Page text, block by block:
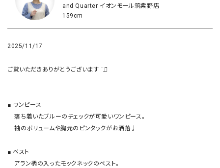
and Quarter イオンモール筑紫野店
159cm
2025/11/17
ご覧いただきありがとうございます ¨̮⃝
■ ワンピース
    落ち着いたブルーのチェックが可愛いワンピース。
    袖のボリュームや胸元のピンタックがお洒落♩
■ ベスト